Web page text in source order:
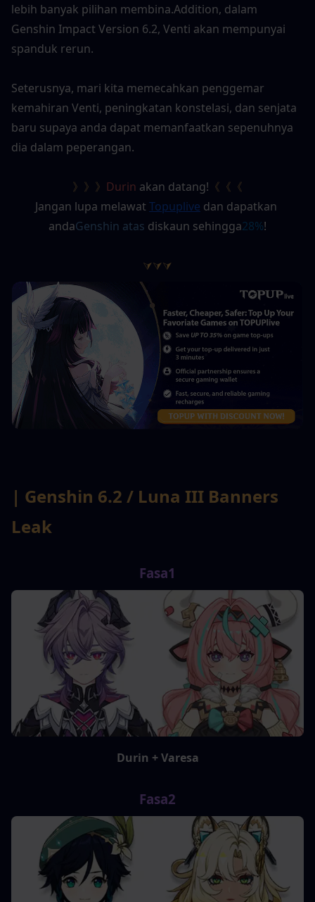
lebih banyak pilihan membina.Addition, dalam
Genshin Impact Version 6.2, Venti akan mempunyai
spanduk rerun.
Seterusnya, mari kita memecahkan penggemar
kemahiran Venti, peningkatan konstelasi, dan senjata
baru supaya anda dapat memanfaatkan sepenuhnya
dia dalam peperangan.
》》》 Durin akan datang! 《《《
Jangan lupa melawat Topuplive dan dapatkan
andaGenshin atas diskaun sehingga28%!
⮛⮛⮛
| Genshin 6.2 / Luna III Banners
Leak
Fasa1
Durin + Varesa
Fasa2